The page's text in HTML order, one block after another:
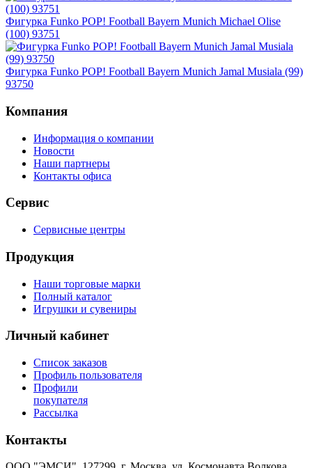
Фигурка Funko POP! Football Bayern Munich Michael Olise
(100) 93751
Фигурка Funko POP! Football Bayern Munich Jamal Musiala (99)
93750
Компания
Информация о компании
Новости
Наши партнеры
Контакты офиса
Сервис
Сервисные центры
Продукция
Наши торговые марки
Полный каталог
Игрушки и сувениры
Личный кабинет
Список заказов
Профиль пользователя
Профили
покупателя
Рассылка
Контакты